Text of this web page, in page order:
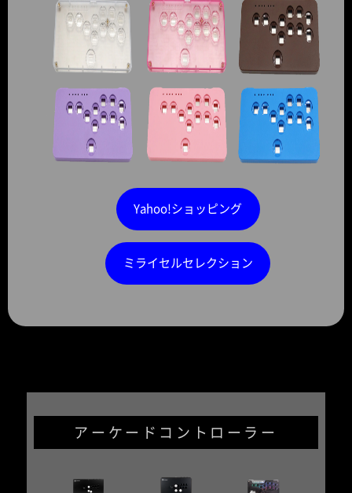
Yahoo!ショッピング
ミライセルセレクション
アーケードコントローラー